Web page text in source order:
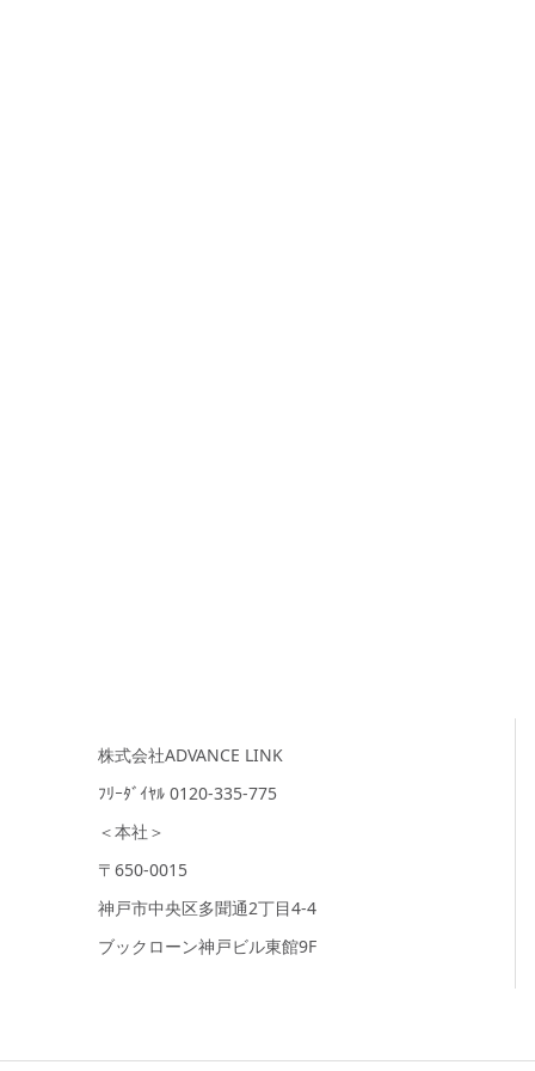
株式会社ADVANCE LINK
ﾌﾘｰﾀﾞｲﾔﾙ 0120-335-775
＜本社＞
〒650-0015
神戸市中央区多聞通2丁目4-4
ブックローン神戸ビル東館9F